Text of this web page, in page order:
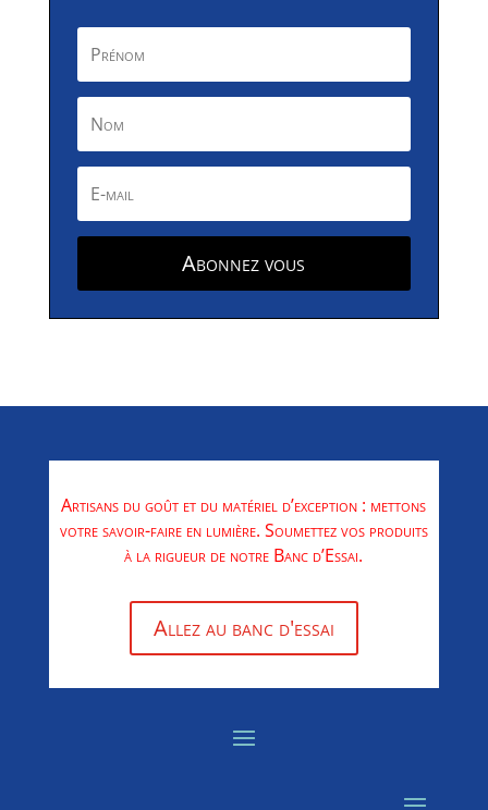
Abonnez vous
Artisans du goût et du matériel d’exception : mettons
votre savoir-faire en lumière. Soumettez vos produits
à la rigueur de notre Banc d’Essai.
Allez au banc d'essai